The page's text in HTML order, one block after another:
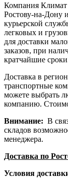
Компания Климат
Ростову-на-Дону
курьерской
легковых и
для доставки
заказов, при
кратчайшие
Доставка в
транспортные
можете выбрать
компанию.
Внимание: В
складов
менеджера.
Доставка по
Условия